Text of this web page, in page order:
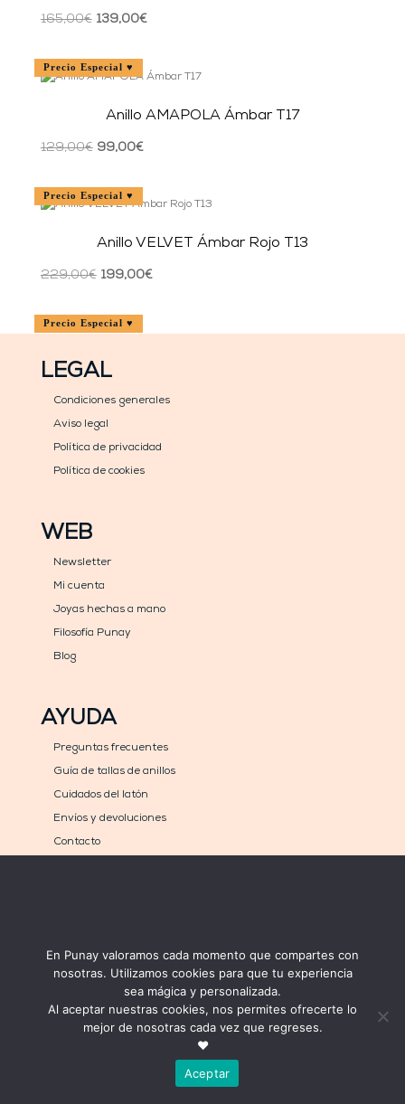
Precio Especial ♥
165,00€ El
original
era:
139,00€El
es:
Precio Especial ♥
Anillo AMAPOLA Ámbar T17
129,00€ El
original
era:
99,00€El
actual
es:
Precio Especial ♥
Anillo VELVET Ámbar Rojo T13
229,00€ El
original
era:
199,00€El
es:
LEGAL
Condiciones generales
Aviso legal
Política de privacidad
Política de cookies
WEB
Newsletter
Mi cuenta
Joyas hechas a mano
Filosofía Punay
Blog
AYUDA
Preguntas frecuentes
Guía de tallas de anillos
Cuidados del latón
Envíos y devoluciones
Contacto
Mi cuenta
En Punay valoramos cada momento que compartes con
nosotras. Utilizamos cookies para que tu experiencia
sea mágica y personalizada.
Al aceptar nuestras cookies, nos permites ofrecerte lo
mejor de nosotras cada vez que regreses.
❤
Aceptar